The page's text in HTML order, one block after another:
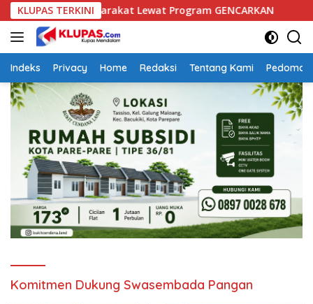
Langsung
ke
konten
KLUPAS TERKINI
Masyarakat Lewat Program GENCARKAN
Indeks Privacy Home Redaksi Tentang Kami
Komitmen Dukung Swasembada Pangan